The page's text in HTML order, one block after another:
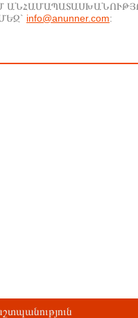
info@anunner.com: